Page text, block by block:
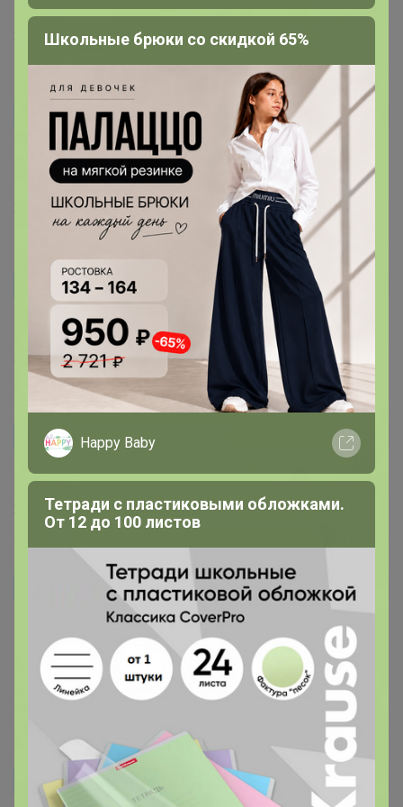
ними не произошло. Лекала отличные, ткань плотная...
26 мая, 2025 20:54
гага* Автор уже получил заказ!
Брала цвет "кофе", понравилась по качеству, на ог 100
- XL, пришла еще, впереди лето😁
24 апреля, 2025 10:32
Oks-bogoyavlenskaya Автор уже получил заказ!
Качество огонь
20 марта, 2025 06:04
Ани НеЛорак Автор уже получил заказ!
плотный трикотаж, ПОГ по размеру М-49 см
26 декабря, 2024 20:57
Автор уже получил заказ!
Получила темно-зеленую в размере л, качество
шикарное, цвет насыщеннный, сидит как на модели
примерно. Но мне больше по душе размер м)
18 декабря, 2024 08:06
Zara2305 Автор уже получил заказ!
Школьные брюки со скидкой 65%
Happy Baby
Тетради с пластиковыми обложками.
От 12 до 100 листов